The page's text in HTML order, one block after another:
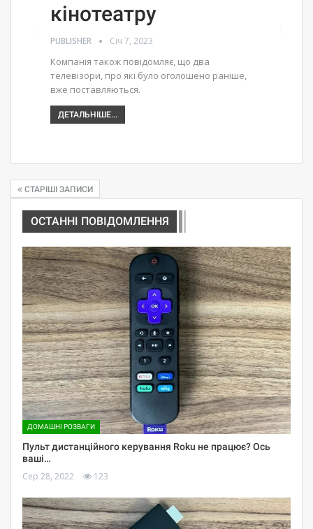
кінотеатру
PUBLISHER Січ 7, 2023
Компанія також повідомляє, що два
телевізори, про які було оголошено раніше,
вже поставляються.
ДЕТАЛЬНІШЕ...
СТАРІШІ ЗАПИСИ
ОСТАННІ ПОВІДОМЛЕННЯ
ДОМАШНІ РОЗВАГИ
Пульт дистанційного керування Roku не працює? Ось
ваші…
Сер 28, 2022 123